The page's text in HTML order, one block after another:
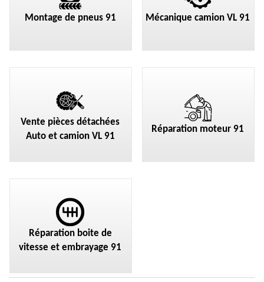
Montage de pneus 91 Mécanique camion VL 91
Vente pièces détachées
Auto et camion VL 91
Réparation moteur 91
Réparation boite de
vitesse et embrayage 91